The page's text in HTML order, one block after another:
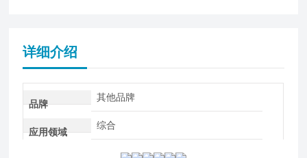
详细介绍
品牌
其他品牌
应用领域
综合